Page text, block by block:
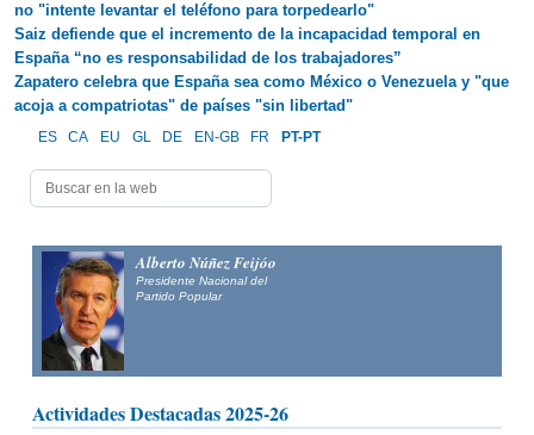
no "intente levantar el teléfono para torpedearlo"
Saiz defiende que el incremento de la incapacidad temporal en
España “no es responsabilidad de los trabajadores”
Zapatero celebra que España sea como México o Venezuela y "que
acoja a compatriotas" de países "sin libertad"
ES CA EU GL DE EN-GB FR PT-PT
Alberto Núñez Feijóo
Presidente Nacional del
Partido Popular
Actividades Destacadas 2025-26